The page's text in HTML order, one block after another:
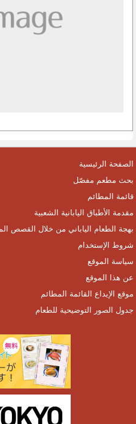
الصفحة الرئيسية
بحث مطعم مفصّل
قائمة المطائم
مقدمة الأطباق اليابانية الشعبية
بهجة الطعام الياباني من خلال القصص
شروط الإستخدام
سياسة الموقع
عن هذا الموقع
موقع الإيداع القائمة المطائم
جدول الصور التوضيحية للطعام